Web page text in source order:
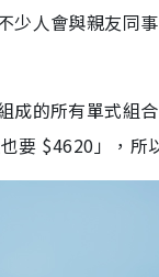
少人會與親友同
的所有單式組
要 $4620」，所